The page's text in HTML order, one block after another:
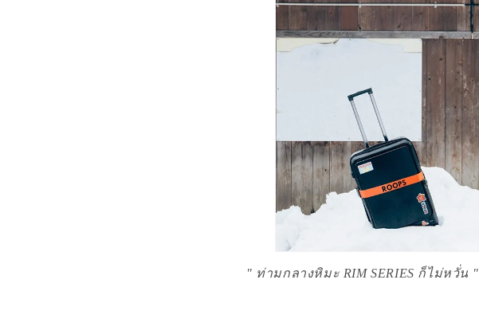
" ท่ามกลางหิมะ RIM SERIES ก็ไม่หวั่น "